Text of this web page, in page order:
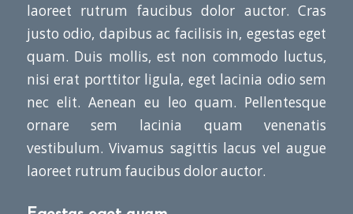
laoreet rutrum faucibus dolor auctor. Cras
justo odio, dapibus ac facilisis in, egestas eget
quam. Duis mollis, est non commodo luctus,
nisi erat porttitor ligula, eget lacinia odio sem
nec elit. Aenean eu leo quam. Pellentesque
ornare sem lacinia quam venenatis
vestibulum. Vivamus sagittis lacus vel augue
laoreet rutrum faucibus dolor auctor.